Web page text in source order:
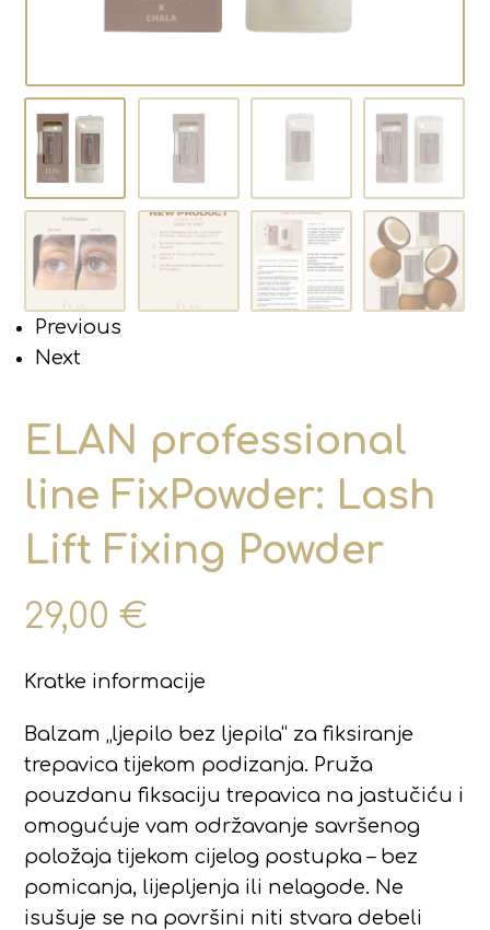
Previous
Next
ELAN professional
line FixPowder: Lash
Lift Fixing Powder
29,00€
Kratke informacije
Balzam „ljepilo bez ljepila“ za fiksiranje
trepavica tijekom podizanja. Pruža
pouzdanu fiksaciju trepavica na jastučiću i
omogućuje vam održavanje savršenog
položaja tijekom cijelog postupka – bez
pomicanja, lijepljenja ili nelagode. Ne
isušuje se na površini niti stvara debeli